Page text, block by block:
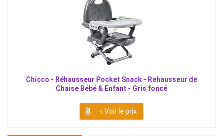
Chicco - Réhausseur Pocket Snack - Rehausseur de
Chaise Bébé & Enfant - Gris foncé
→ Voir le prix